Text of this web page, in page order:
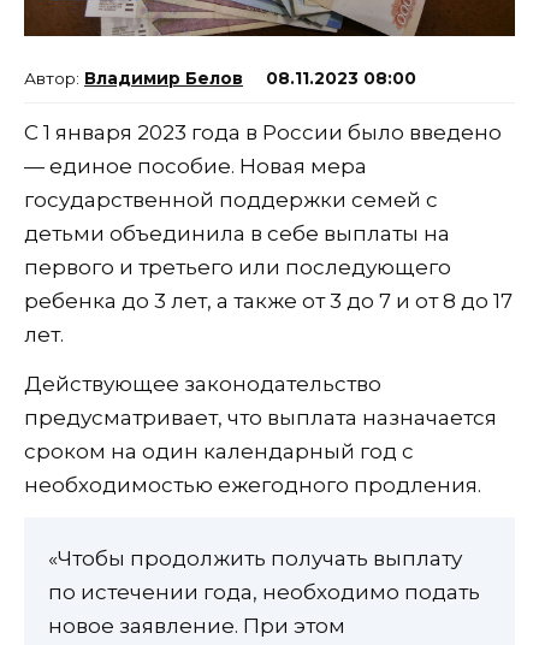
Владимир Белов 08.11.2023 08:00
С 1 января 2023 года в России было введено
— единое пособие. Новая мера
государственной поддержки семей с
детьми объединила в себе выплаты на
первого и третьего или последующего
ребенка до 3 лет, а также от 3 до 7 и от 8 до 17
лет.
Действующее законодательство
предусматривает, что выплата назначается
сроком на один календарный год с
необходимостью ежегодного продления.
«Чтобы продолжить получать выплату
по истечении года, необходимо подать
новое заявление. При этом